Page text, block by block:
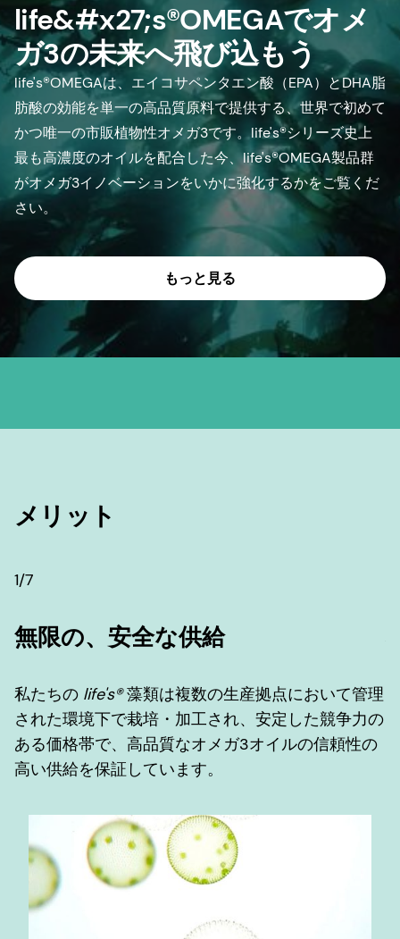
life&#x27;s®OMEGAでオメ
ガ3の未来へ飛び込もう
life's®OMEGAは、エイコサペンタエン酸（EPA）とDHA脂
肪酸の効能を単一の高品質原料で提供する、世界で初めて
かつ唯一の市販植物性オメガ3です。life's®シリーズ史上
最も高濃度のオイルを配合した今、life's®OMEGA製品群
がオメガ3イノベーションをいかに強化するかをご覧くだ
さい。
もっと見る
メリット
1/7
無限の、安全な供給
私たちの life's®藻類は複数の生産拠点において管理
された環境下で栽培・加工され、安定した競争力の
ある価格帯で、高品質なオメガ3オイルの信頼性の
高い供給を保証しています。